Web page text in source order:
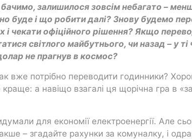
залишилося зовсім небагато –
буде і що робити далі? Знову будемо
і чекати офіційного рішення? Якщо
світлого майбутнього, чи назад – у
не прагнув в космос?
вже потрібно переводити годинники?
а навіщо взагалі ця щорічна гра в
для економії електроенергії. Але
– згадайте рахунки за комуналку, і